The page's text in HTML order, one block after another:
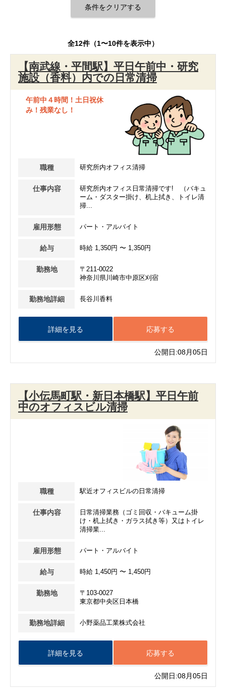
全12件（1〜10件を表示中）
【南武線・平間駅】平日午前中・研究
施設（香料）内での日常清掃
午前中４時間！土日祝休
み！残業なし！
職種 研究所内オフィス清掃
仕事内容
研究所内オフィス日常清掃です! （バキュ
ーム・ダスター掛け、机上拭き、トイレ清
掃...
雇用形態 パート・アルバイト
給与 時給 1,350円 〜 1,350円
勤務地
〒211-0022
神奈川県川崎市中原区刈宿
勤務地詳細 長谷川香料
応募する
詳細を見る
公開日:08月05日
【小伝馬町駅・新日本橋駅】平日午前
中のオフィスビル清掃
職種 駅近オフィスビルの日常清掃
仕事内容
日常清掃業務（ゴミ回収・バキューム掛
け・机上拭き・ガラス拭き等）又はトイレ
清掃業...
雇用形態 パート・アルバイト
給与 時給 1,450円 〜 1,450円
勤務地
〒103-0027
東京都中央区日本橋
勤務地詳細 小野薬品工業株式会社
応募する
詳細を見る
公開日:08月05日